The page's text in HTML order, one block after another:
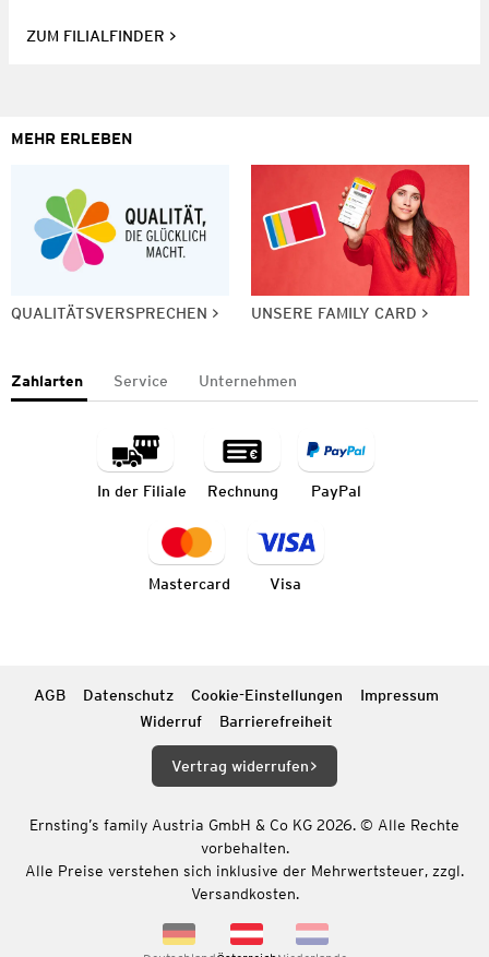
ZUM FILIALFINDER
MEHR ERLEBEN
QUALITÄTSVERSPRECHEN UNSERE FAMILY CARD
Zahlarten Service Unternehmen
In der Filiale Rechnung PayPal
Mastercard Visa
AGB Datenschutz Cookie-Einstellungen
Impressum
Widerruf
Barrierefreiheit
Vertrag widerrufen
Ernsting’s family Austria GmbH & Co KG 2026. © Alle Rechte
vorbehalten.
Alle Preise verstehen sich inklusive der Mehrwertsteuer, zzgl.
Versandkosten.